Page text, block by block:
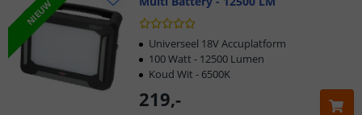
NIEUW
219,-
Universeel 18V Accuplatform
100 Watt - 12500 Lumen
Koud Wit - 6500K